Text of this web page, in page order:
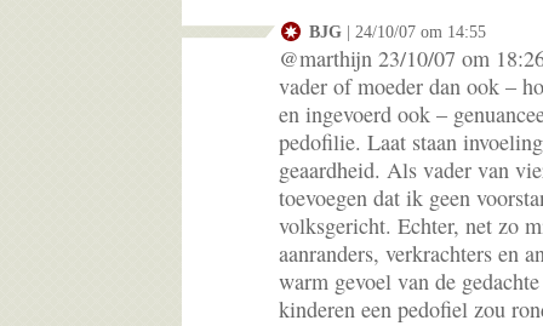
BJG | 24/10/07 om 14:55
@marthijn 23/10/07 om
vader of moeder dan ook –
en ingevoerd ook –
pedofilie. Laat staan
geaardheid. Als vader van
toevoegen dat ik geen
volksgericht. Echter, net zo
aanranders, verkrachters en
warm gevoel van de
kinderen een pedofiel zou